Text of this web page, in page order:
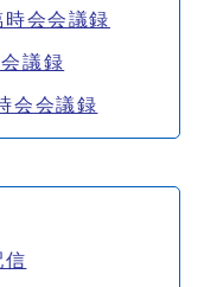
会会議録
議録
会会議録
信